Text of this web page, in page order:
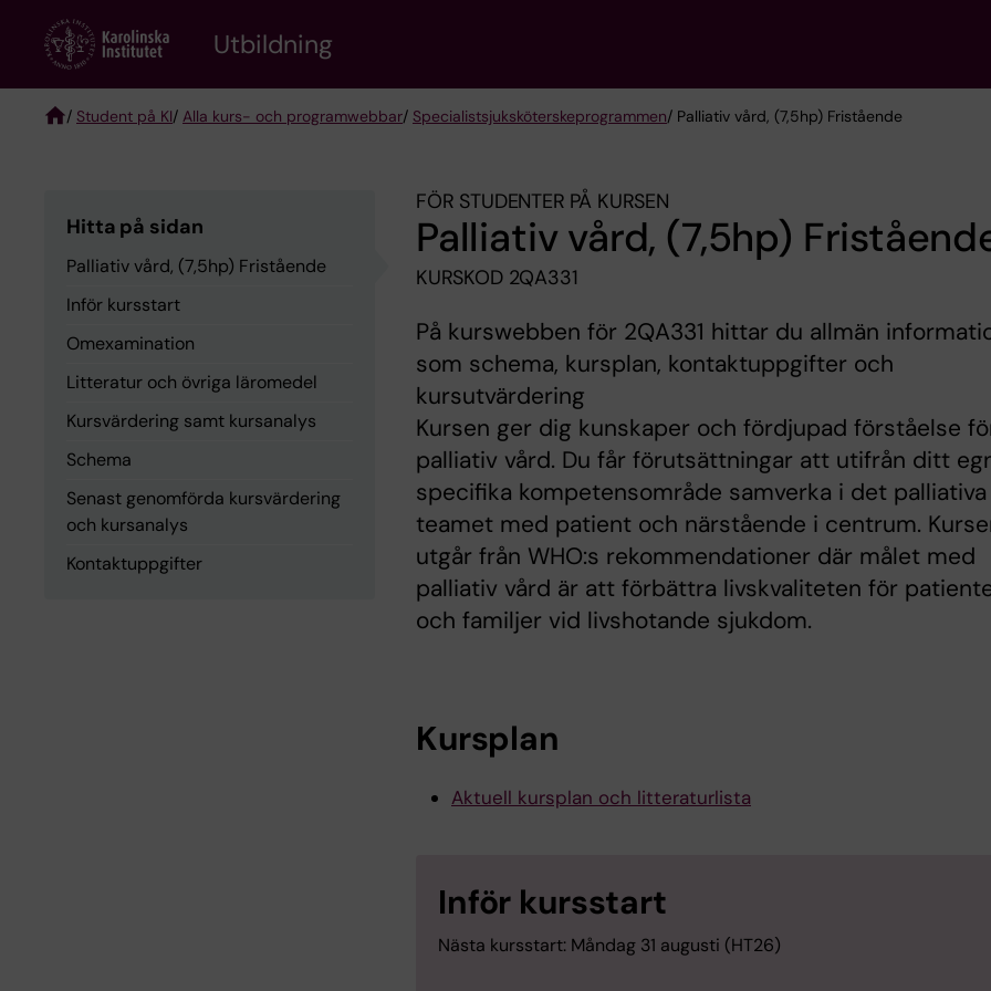
content
Utbildning
/ Student på KI/ Alla kurs- och programwebbar/ Specialist­sjuksköterske­programmen/ Palliativ vård, (7,5hp) Fristående
Hitta på sidan
Palliativ vård, (7,5hp) Fristående
Inför kursstart
Omexamination
Litteratur och övriga läromedel
Kursvärdering samt kursanalys
Schema
Senast genomförda kursvärdering
och kursanalys
Kontaktuppgifter
FÖR STUDENTER PÅ KURSEN
Palliativ vård, (7,5hp)
KURSKOD 2QA331
På kurswebben för 2QA331 hittar du allmän
som schema, kursplan, kontaktuppgifter och
kursutvärdering
Kursen ger dig kunskaper och fördjupad förståelse
palliativ vård. Du får förutsättningar att utifrån ditt
specifika kompetensområde samverka i det palliativa
teamet med patient och närstående i centrum.
utgår från WHO:s rekommendationer där målet med
palliativ vård är att förbättra livskvaliteten för
och familjer vid livshotande sjukdom.
Kursplan
Aktuell kursplan och litteraturlista
Inför kursstart
Nästa kursstart: Måndag 31 augusti (HT26)